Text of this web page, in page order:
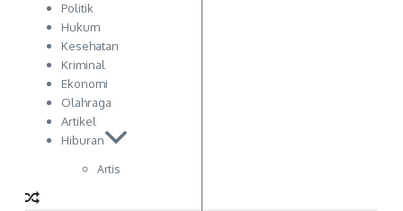
Politik
Hukum
Kesehatan
Kriminal
Ekonomi
Olahraga
Artikel
Hiburan
Artis